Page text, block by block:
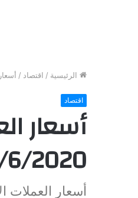
الرئيسية / اقتصاد / أسعار
اقتصاد
أسعار
28/6/2020 مقابل
أسعار العملات الأجنبية